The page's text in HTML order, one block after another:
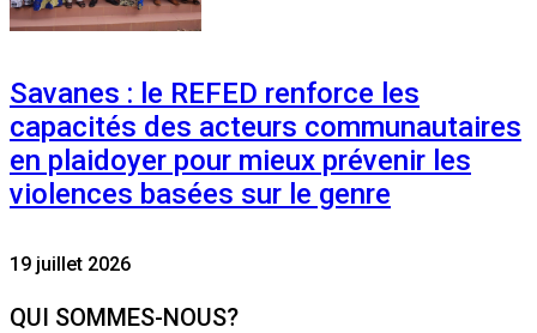
Savanes : le REFED renforce les
capacités des acteurs communautaires
en plaidoyer pour mieux prévenir les
violences basées sur le genre
19 juillet 2026
QUI SOMMES-NOUS?